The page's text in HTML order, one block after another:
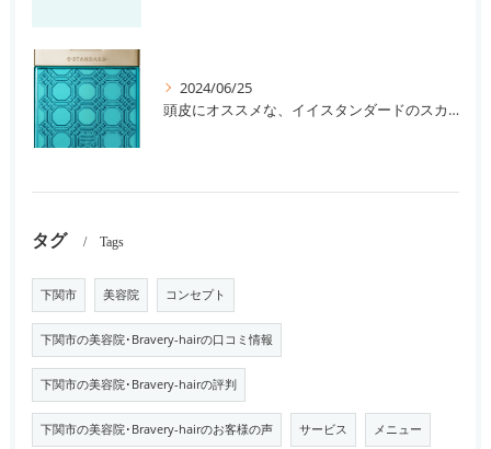
2024/06/25
頭皮にオススメな、イイスタンダードのスカルプ系シャンプー＆トリートメントです！
タグ Tags
下関市 美容院 コンセプト
下関市の美容院･Bravery-hairの口コミ情報
下関市の美容院･Bravery-hairの評判
下関市の美容院･Bravery-hairのお客様の声 サービス メニュー